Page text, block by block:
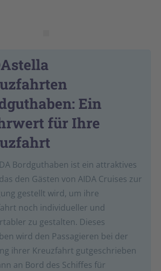
Ein
für Ihre
Bordguthaben ist ein attraktives
den Gästen von AIDA Cruises zur
gestellt wird, um ihre
noch individueller und
zu gestalten. Dieses
wird den Passagieren bei der
ihrer Kreuzfahrt gutgeschrieben
an Bord des Schiffes für